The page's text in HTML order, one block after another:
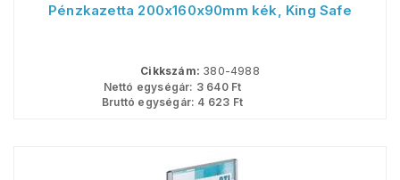
Pénzkazetta 200x160x90mm kék, King Safe
Cikkszám: 380-4988
Nettó egységár: 3 640Ft
Bruttó egységár: 4 623 Ft